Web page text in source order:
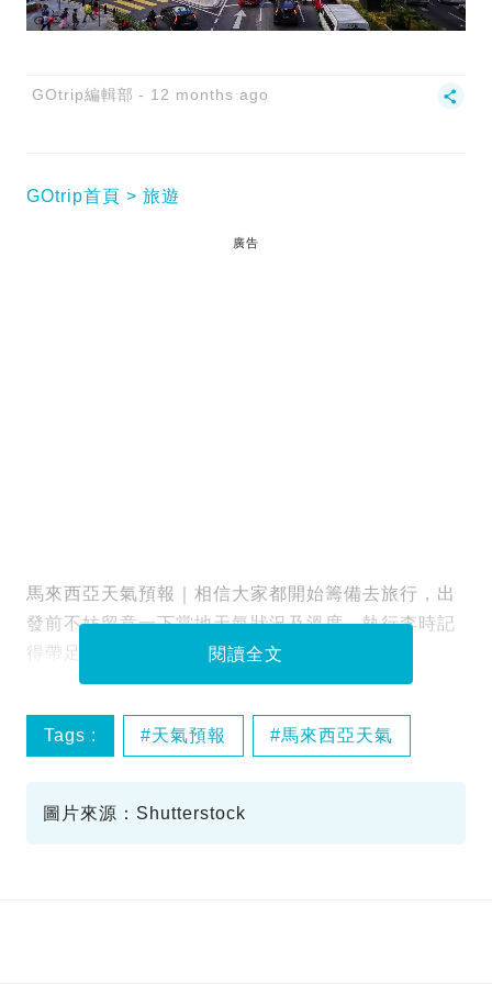
GOtrip編輯部 12 months ago
GOtrip首頁 旅遊
廣告
馬來西亞天氣預報｜相信大家都開始籌備去旅行，出
發前不妨留意一下當地天氣狀況及溫度，執行李時記
得帶足夠衣物，注意天氣預報計劃適當行程啦！
閱讀全文
Tags : 天氣預報 馬來西亞天氣
圖片來源：Shutterstock